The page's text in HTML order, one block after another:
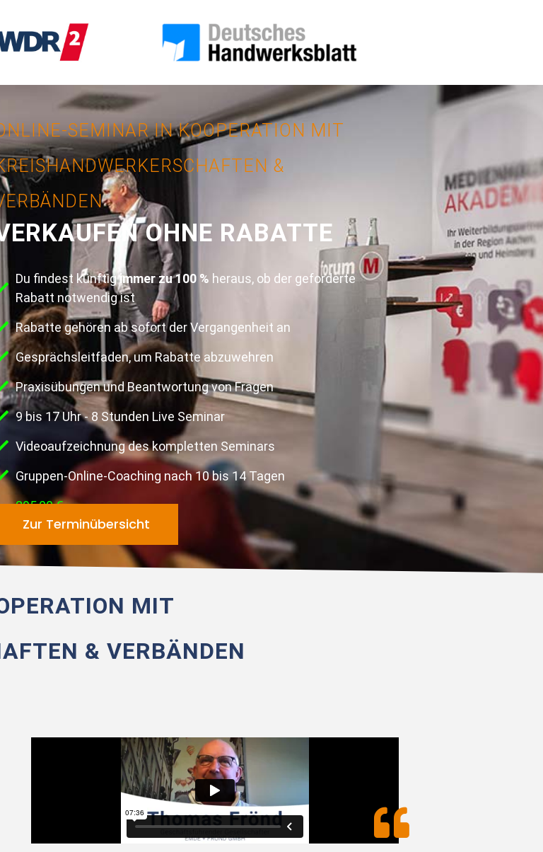
SEMINAR IN KOOPERATION MIT
&
OHNE RABATTE
Du findest künftigimmer zu 100 % heraus, ob der geforderte
Rabatt notwendig ist
Rabatte gehören ab sofort der Vergangenheit an
Gesprächsleitfaden, um Rabatte abzuwehren
Praxisübungen und Beantwortung von Fragen
9 bis 17 Uhr - 8 Stunden Live Seminar
Videoaufzeichnung des kompletten Seminars
Gruppen-Online-Coaching nach 10 bis 14 Tagen
295,00 €
Zur Terminübersicht
MIT
& VERBÄNDEN